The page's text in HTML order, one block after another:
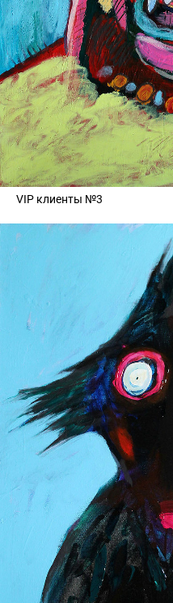
VIP клиенты №3